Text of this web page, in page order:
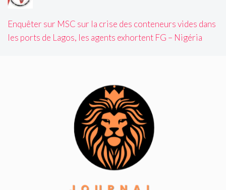
Enquêter sur MSC sur la crise des conteneurs vides dans
les ports de Lagos, les agents exhortent FG – Nigéria